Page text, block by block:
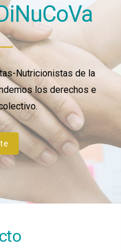
Nutricionistas de la
los derechos e